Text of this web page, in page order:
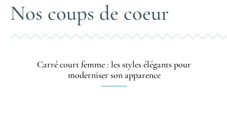
Nos coups de coeur
Carré court femme : les styles élégants pour
moderniser son apparence